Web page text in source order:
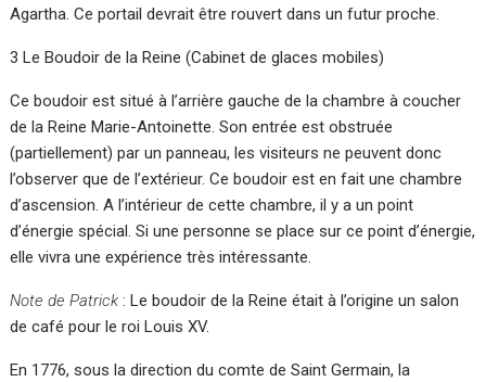
Agartha. Ce portail devrait être rouvert dans un futur proche.
3 Le Boudoir de la Reine (Cabinet de glaces mobiles)
Ce boudoir est situé à l’arrière gauche de la chambre à coucher
de la Reine Marie-Antoinette. Son entrée est obstruée
(partiellement) par un panneau, les visiteurs ne peuvent donc
l’observer que de l’extérieur. Ce boudoir est en fait une chambre
d’ascension. A l’intérieur de cette chambre, il y a un point
d’énergie spécial. Si une personne se place sur ce point d’énergie,
elle vivra une expérience très intéressante.
Note de Patrick : Le boudoir de la Reine était à l’origine un salon
de café pour le roi Louis XV.
En 1776, sous la direction du comte de Saint Germain, la